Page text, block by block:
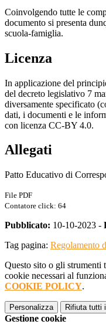
Coinvolgendo tutte le
documento si presenta
scuola-famiglia.
Licenza
In applicazione del
del decreto legislativo 7
diversamente specificato
dati, i documenti e le
con licenza CC-BY 4.0.
Allegati
Patto Educativo di
File PDF
Contatore click: 64
Pubblicato: 10-10-2023 -
Tag pagina: Regolamento
Questo sito o gli strumenti
cookie necessari al
COOKIE POLICY.
Personalizza Rifiuta tutti
Gestione cookie